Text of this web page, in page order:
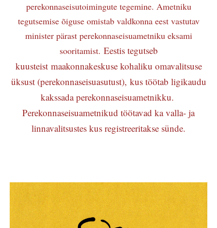
perekonnaseisutoimingute tegemine. Ametniku
tegutsemise õiguse omistab valdkonna eest vastutav
minister pärast perekonnaseisuametniku eksami
sooritamist. Eestis tegutseb
kuusteist maakonnakeskuse kohaliku omavalitsuse
üksust (perekonnaseisuasutust), kus töötab ligikaudu
kakssada perekonnaseisuametnikku.
Perekonnaseisuametnikud töötavad ka valla- ja
linnavalitsustes kus registreeritakse sünde.